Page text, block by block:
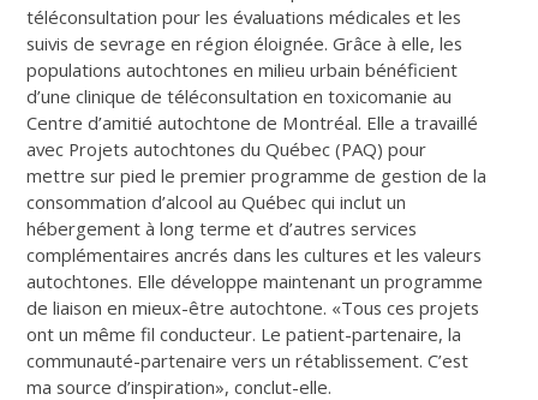
téléconsultation pour les évaluations médicales et les
suivis de sevrage en région éloignée. Grâce à elle, les
populations autochtones en milieu urbain bénéficient
d’une clinique de téléconsultation en toxicomanie au
Centre d’amitié autochtone de Montréal. Elle a travaillé
avec Projets autochtones du Québec (PAQ) pour
mettre sur pied le premier programme de gestion de la
consommation d’alcool au Québec qui inclut un
hébergement à long terme et d’autres services
complémentaires ancrés dans les cultures et les valeurs
autochtones. Elle développe maintenant un programme
de liaison en mieux-être autochtone. «Tous ces projets
ont un même fil conducteur. Le patient-partenaire, la
communauté-partenaire vers un rétablissement. C’est
ma source d’inspiration», conclut-elle.